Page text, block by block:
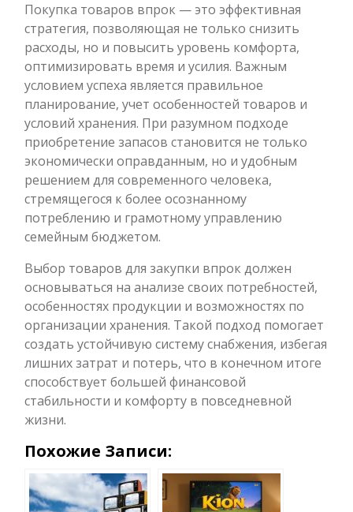
Покупка товаров впрок — это эффективная
стратегия, позволяющая не только снизить
расходы, но и повысить уровень комфорта,
оптимизировать время и усилия. Важным
условием успеха является правильное
планирование, учет особенностей товаров и
условий хранения. При разумном подходе
приобретение запасов становится не только
экономически оправданным, но и удобным
решением для современного человека,
стремящегося к более осознанному
потреблению и грамотному управлению
семейным бюджетом.
Выбор товаров для закупки впрок должен
основываться на анализе своих потребностей,
особенностях продукции и возможностях по
организации хранения. Такой подход помогает
создать устойчивую систему снабжения, избегая
лишних затрат и потерь, что в конечном итоге
способствует большей финансовой
стабильности и комфорту в повседневной
жизни.
Похожие Записи: